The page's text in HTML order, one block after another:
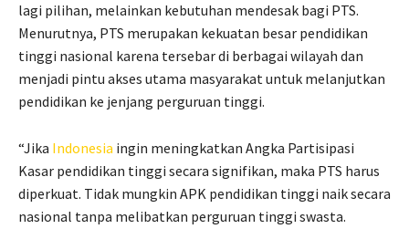
lagi pilihan, melainkan kebutuhan mendesak bagi PTS.
Menurutnya, PTS merupakan kekuatan besar pendidikan
tinggi nasional karena tersebar di berbagai wilayah dan
menjadi pintu akses utama masyarakat untuk melanjutkan
pendidikan ke jenjang perguruan tinggi.
“Jika Indonesia ingin meningkatkan Angka Partisipasi
Kasar pendidikan tinggi secara signifikan, maka PTS harus
diperkuat. Tidak mungkin APK pendidikan tinggi naik secara
nasional tanpa melibatkan perguruan tinggi swasta.